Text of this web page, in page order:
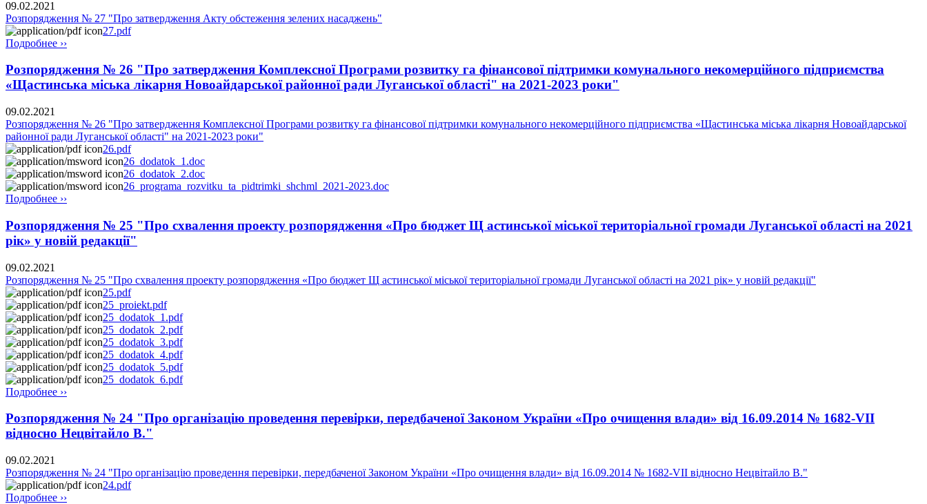
09.02.2021
Розпорядження № 27 "Про затвердження Акту обстеження зелених насаджень"
27.pdf
Подробнее ››
Розпорядження № 26 "Про затвердження Комплексної Програми розвитку га фінансової підтримки комунального некомерційного підприємства
«Щастинська міська лікарня Новоайдарської районної ради Луганської області" на 2021-2023 роки"
09.02.2021
Розпорядження № 26 "Про затвердження Комплексної Програми розвитку га фінансової підтримки комунального некомерційного підприємства «Щастинська міська лікарня Новоайдарської
районної ради Луганської області" на 2021-2023 роки"
26.pdf
26_dodatok_1.doc
26_dodatok_2.doc
26_programa_rozvitku_ta_pidtrimki_shchml_2021-2023.doc
Подробнее ››
Розпорядження № 25 "Про схвалення проекту розпорядження «Про бюджет Щ астинської міської територіальної громади Луганської області на 2021
рік» у новій редакції"
09.02.2021
Розпорядження № 25 "Про схвалення проекту розпорядження «Про бюджет Щ астинської міської територіальної громади Луганської області на 2021 рік» у новій редакції"
25.pdf
25_proiekt.pdf
25_dodatok_1.pdf
25_dodatok_2.pdf
25_dodatok_3.pdf
25_dodatok_4.pdf
25_dodatok_5.pdf
25_dodatok_6.pdf
Подробнее ››
Розпорядження № 24 "Про організацію проведення перевірки, передбаченої Законом України «Про очищення влади» від 16.09.2014 № 1682-VII
відносно Нецвітайло В."
09.02.2021
Розпорядження № 24 "Про організацію проведення перевірки, передбаченої Законом України «Про очищення влади» від 16.09.2014 № 1682-VII відносно Нецвітайло В."
24.pdf
Подробнее ››